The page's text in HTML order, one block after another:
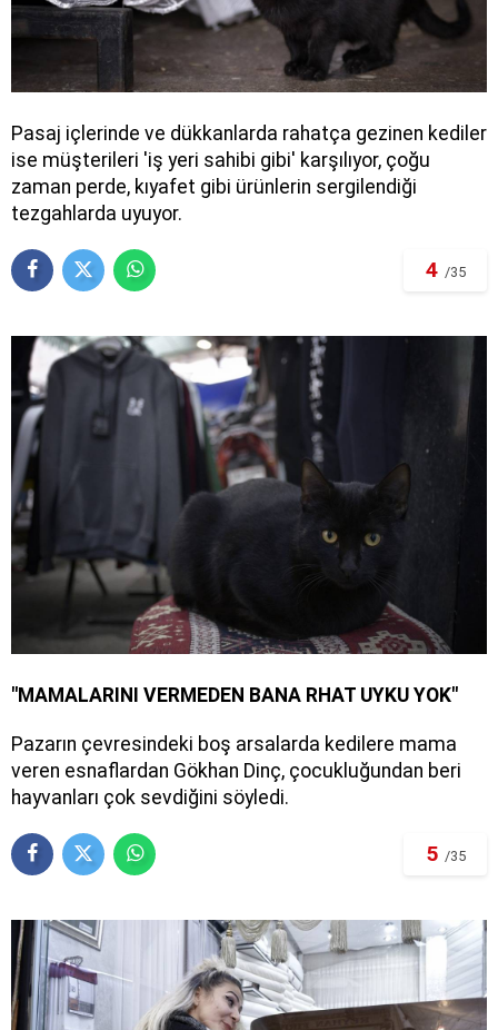
Pasaj içlerinde ve dükkanlarda rahatça gezinen kediler
ise müşterileri 'iş yeri sahibi gibi' karşılıyor, çoğu
zaman perde, kıyafet gibi ürünlerin sergilendiği
tezgahlarda uyuyor.
4 /35
"MAMALARINI VERMEDEN BANA RHAT UYKU YOK"
Pazarın çevresindeki boş arsalarda kedilere mama
veren esnaflardan Gökhan Dinç, çocukluğundan beri
hayvanları çok sevdiğini söyledi.
5 /35